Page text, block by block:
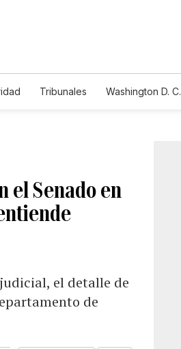
Tribunales Washington D. C.
el Senado en
el detalle de
de